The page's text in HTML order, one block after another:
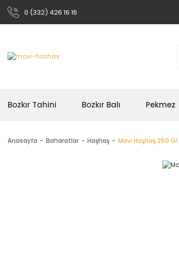
0 (332) 426 16 16
Bozkır Tahini Bozkır Balı Pekmez
Anasayfa Baharatlar Haşhaş Mavi Haşhaş 250 Gr.